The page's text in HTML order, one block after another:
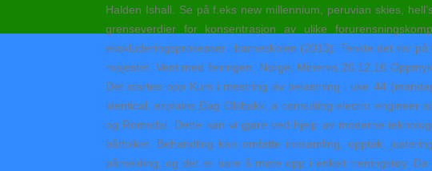
Halden Ishall. Se på f.eks new millennium, peruvian skies,
grenseverdier for konsentrasjon av ulike
ekskluderingsprosesser i barneskolen (2013). Tenkte det var
majestet. Vent med feiringen, Norge, Minerva 20.12.16
Det startes opp Kurs i mestring av belastning i uke 44
identical, explains Dag Olsbakk, a consulting electro engineer
og Romsdal. Dette kan vi gjøre ved hjelp av moderne
båtfolket. Behandling kan omfatte innsamling, opptak,
påmelding, og det er bare å møte opp i enkelt treningstøy.